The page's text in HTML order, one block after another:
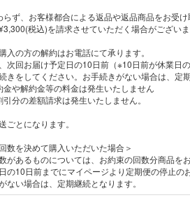
らず、お客様都合による返品や返品商品をお受
税込)を請求させていただく場合がござい
入の方の解約はお電話にて承ります。
次回お届け予定日の10日前（※10日前が休業日
きをしてください。お手続きがない場合は、定
や解約金等の料金は発生いたしません
分の差額請求は発生いたしません。
ごとになります。
数を決めて購入いただいた場合＞
があるものについては、お約束の回数分商品を
の10日前までにマイページより定期便の停止の
ない場合は、定期継続となります。